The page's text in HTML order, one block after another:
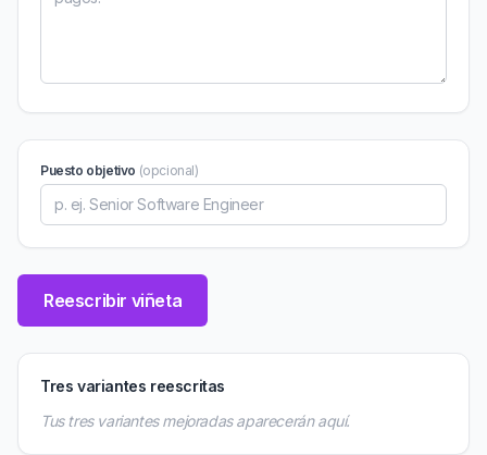
Puesto objetivo (opcional)
Reescribir viñeta
Tres variantes reescritas
Tus tres variantes mejoradas aparecerán aquí.